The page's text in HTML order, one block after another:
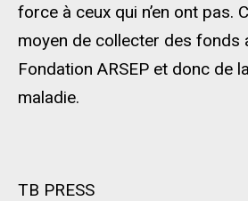
force à ceux qui n’en ont pas.
moyen de collecter des fonds
Fondation ARSEP et donc de
maladie.
TB PRESS